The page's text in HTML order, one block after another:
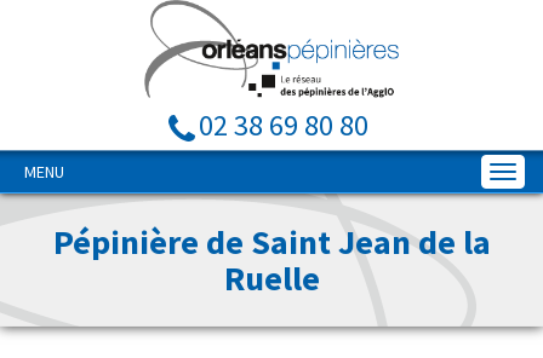
02 38 69 80 80
MENU
Pépinière de Saint Jean de la
Ruelle